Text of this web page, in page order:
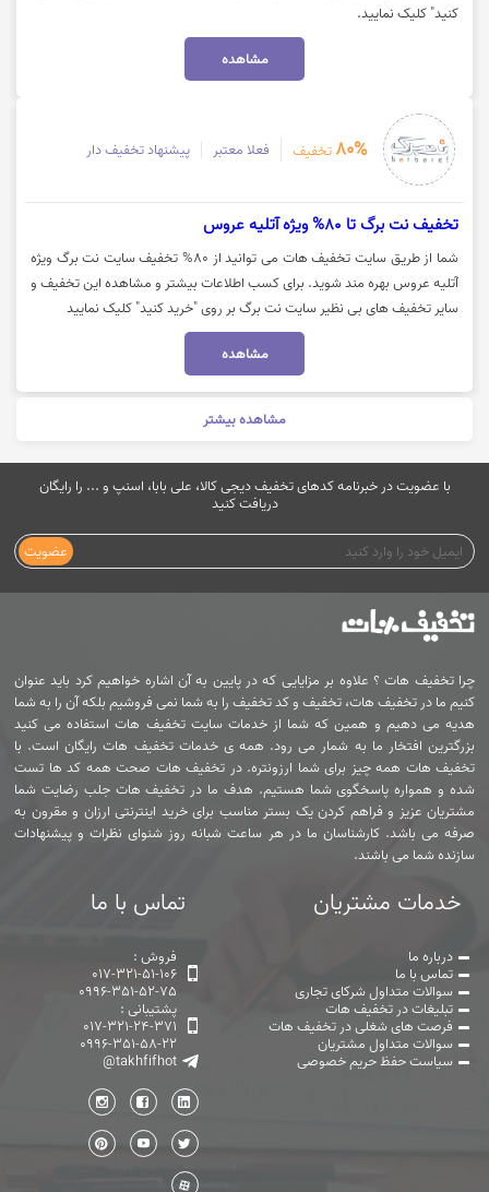
کنید" کلیک نمایید.
مشاهده
80% تخفیف فعلا معتبر پیشنهاد تخفیف دار
تخفیف نت برگ تا 80% ویژه آتلیه عروس
شما از طریق سایت تخفیف هات می توانید از 80% تخفیف سایت نت برگ ویژه
آتلیه عروس بهره مند شوید. برای کسب اطلاعات بیشتر و مشاهده این تخفیف و
سایر تخفیف های بی نظیر سایت نت برگ بر روی "خرید کنید" کلیک نمایید
مشاهده
مشاهده بیشتر
با عضویت در خبرنامه کدهای تخفیف دیجی کالا، علی بابا، اسنپ و ... را رایگان
دریافت کنید
عضویت
چرا تخفیف هات ؟ علاوه بر مزایایی که در پایین به آن اشاره خواهیم کرد باید عنوان
کنیم ما در تخفیف هات، تخفیف و کد تخفیف را به شما نمی فروشیم بلکه آن را به شما
هدیه می دهیم و همین که شما از خدمات سایت تخفیف هات استفاده می کنید
بزرگترین افتخار ما به شمار می رود. همه ی خدمات تخفیف هات رایگان است. با
تخفیف هات همه چیز برای شما ارزونتره. در تخفیف هات صحت همه کد ها تست
شده و همواره پاسخگوی شما هستیم. هدف ما در تخفیف هات جلب رضایت شما
مشتریان عزیز و فراهم کردن یک بستر مناسب برای خرید اینترنتی ارزان و مقرون به
صرفه می باشد. کارشناسان ما در هر ساعت شبانه روز شنوای نظرات و پیشنهادات
سازنده شما می باشند.
خدمات مشتریان
درباره ما
تماس با ما
سوالات متداول شرکای تجاری
تبلیغات در تخفیف هات
فرصت های شغلی در تخفیف هات
سوالات متداول مشتریان
سیاست حفظ حریم خصوصی
تماس با ما
فروش :
017-321-51-106
0996-351-52-75
پشتیبانی :
017-321-24-371
0996-351-58-22
@takhfifhot